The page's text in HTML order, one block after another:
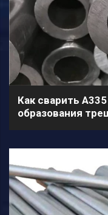
Как сварить
образования